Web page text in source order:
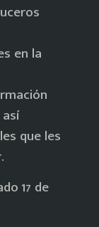
en la
que les
17 de